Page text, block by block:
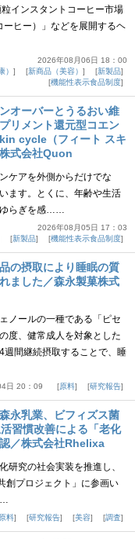
インスタントコーヒー市場
ヒー）」などを展開するヘ
2026年08月06日 18：00
） 新商品（美容）
新製品
機能性表示食品制度
オーバーとうるおい維
リメント還元型コエン
cycle（フィート スキ
式会社Quon
ケアを外側からだけでな
ます。とくに、年齢や生活
ゆらぎを感……
2026年08月05日 17：03
新製品 機能性表示食品制度
の摂取により睡眠の質
ました／森永製菓株式
ノールの一種である「ピセ
度、健常成人を対象とした
週間継続摂取することで、睡
日 20：09 原料 研究報告
永乳業、ビフィズス菌
習慣改善による「老化
／株式会社Rhelixa
研究の社会実装を推進し、
創プロジェクト」に参画い
原料 研究報告 美容 調査